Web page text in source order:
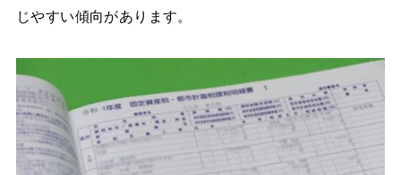
じやすい傾向があります。